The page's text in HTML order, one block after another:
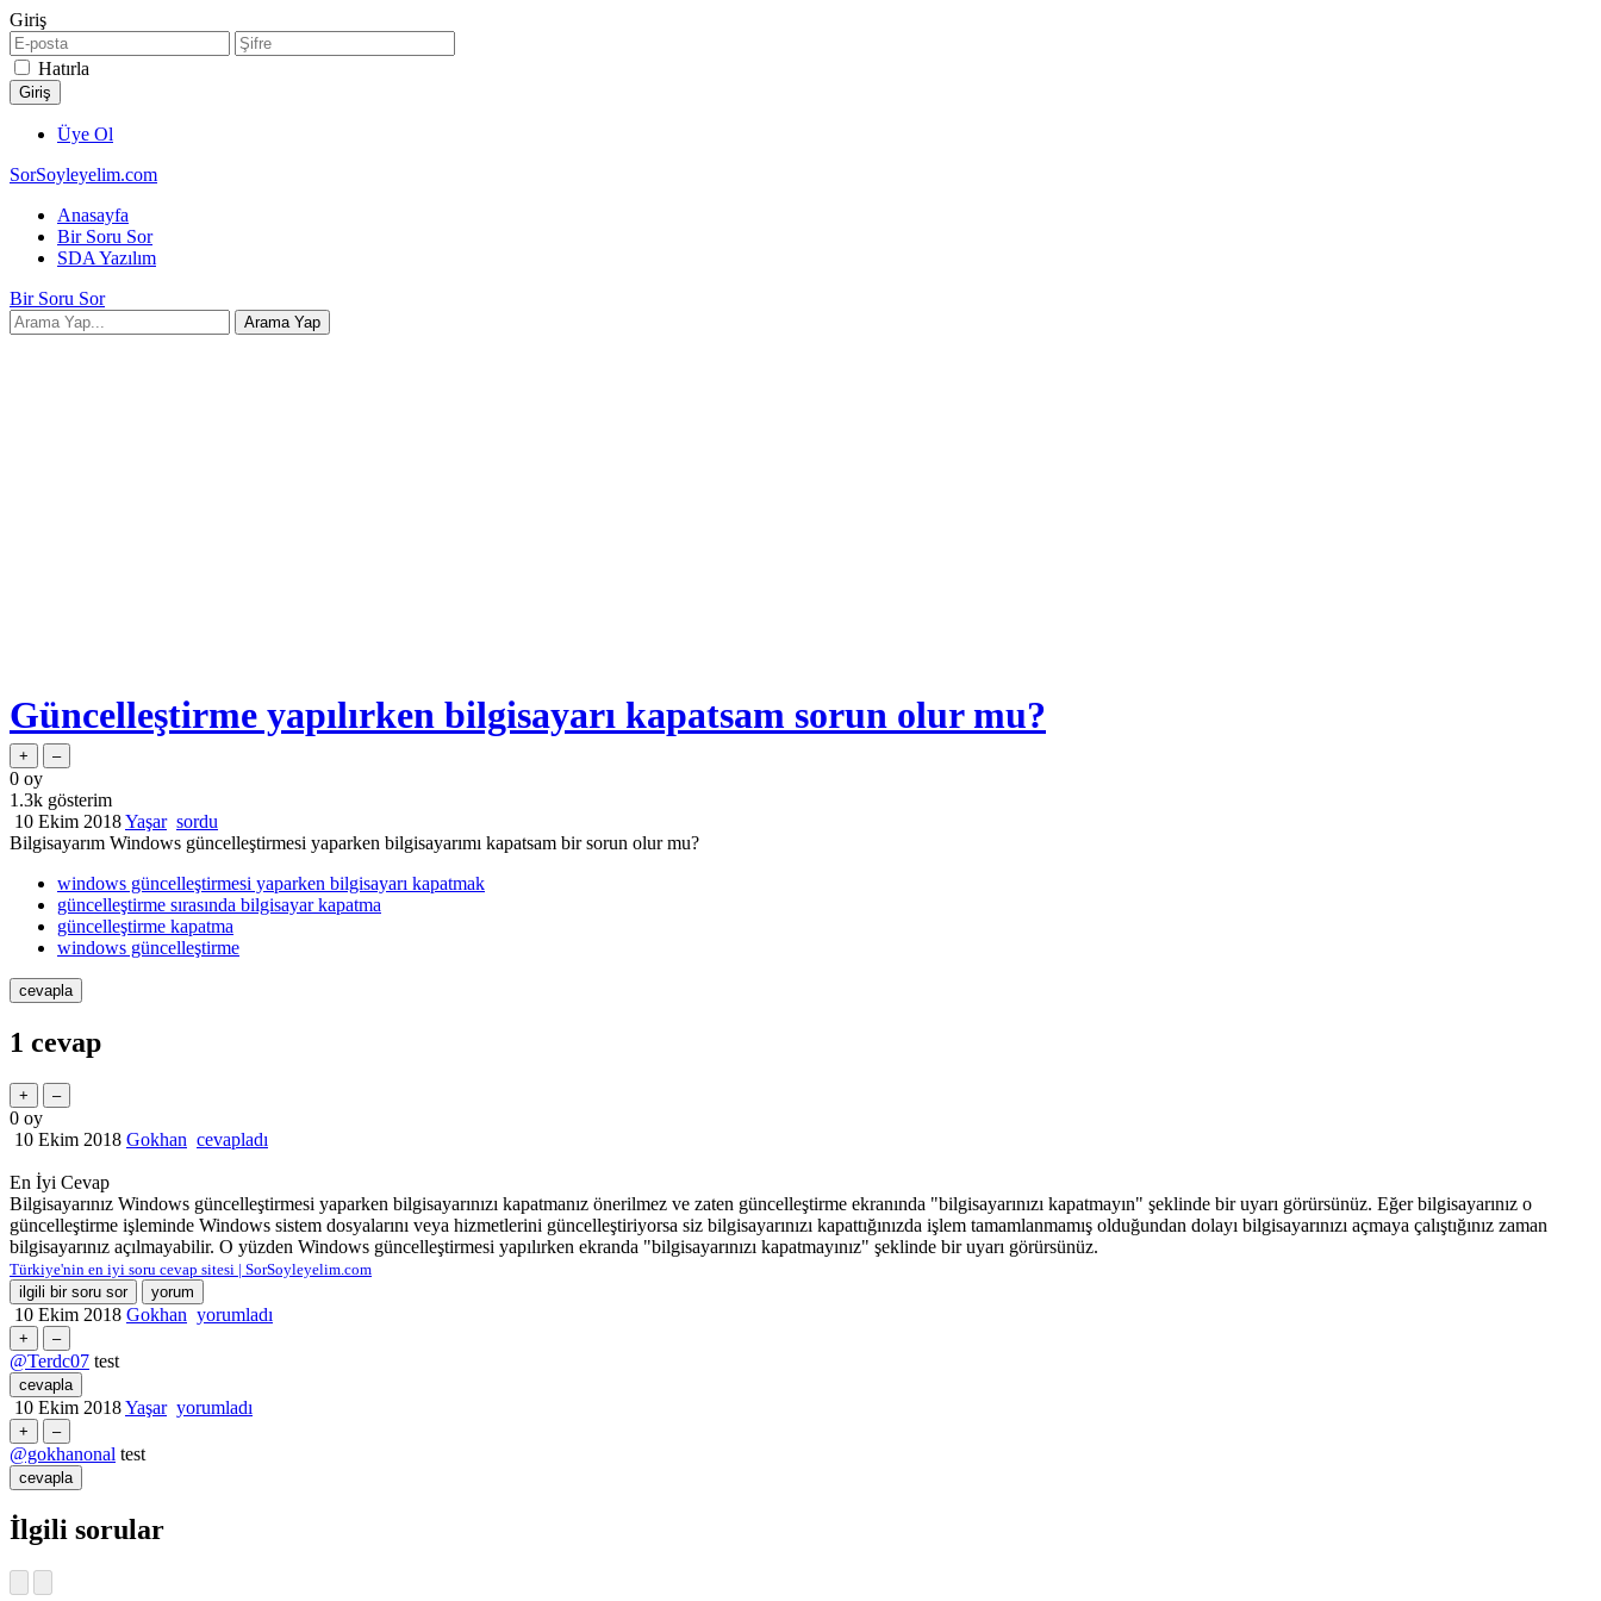
Giriş
Hatırla
Üye Ol
SorSoyleyelim.com
Anasayfa
Bir Soru Sor
SDA Yazılım
Bir Soru Sor
Güncelleştirme yapılırken bilgisayarı kapatsam sorun olur mu?
0 oy
1.3k gösterim
10 Ekim 2018Yaşar sordu
Bilgisayarım Windows güncelleştirmesi yaparken bilgisayarımı kapatsam bir sorun olur mu?
windows güncelleştirmesi yaparken bilgisayarı kapatmak
güncelleştirme sırasında bilgisayar kapatma
güncelleştirme kapatma
windows güncelleştirme
1 cevap
0 oy
10 Ekim 2018 Gokhan cevapladı
En İyi Cevap
Bilgisayarınız Windows güncelleştirmesi yaparken bilgisayarınızı kapatmanız önerilmez ve zaten güncelleştirme ekranında "bilgisayarınızı kapatmayın" şeklinde bir uyarı görürsünüz. Eğer bilgisayarınız o
güncelleştirme işleminde Windows sistem dosyalarını veya hizmetlerini güncelleştiriyorsa siz bilgisayarınızı kapattığınızda işlem tamamlanmamış olduğundan dolayı bilgisayarınızı açmaya çalıştığınız zaman
bilgisayarınız açılmayabilir. O yüzden Windows güncelleştirmesi yapılırken ekranda "bilgisayarınızı kapatmayınız" şeklinde bir uyarı görürsünüz.
Türkiye'nin en iyi soru cevap sitesi | SorSoyleyelim.com
10 Ekim 2018 Gokhan yorumladı
@Terdc07 test
10 Ekim 2018Yaşar yorumladı
@gokhanonal test
İlgili sorular